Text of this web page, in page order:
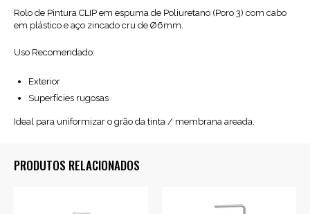
Rolo de Pintura CLIP em espuma de Poliuretano (Poro 3) com cabo
em plástico e aço zincado cru de Ø6mm.
Uso Recomendado:
Exterior
Superfícies rugosas
Ideal para uniformizar o grão da tinta / membrana areada.
PRODUTOS RELACIONADOS